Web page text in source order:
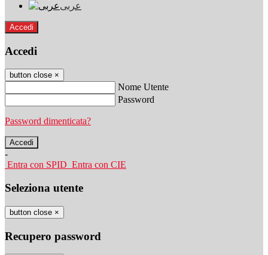
عربى
Accedi
Accedi
button close ×
Nome Utente
Password
Password dimenticata?
-
Entra con SPID Entra con CIE
Seleziona utente
button close ×
Recupero password